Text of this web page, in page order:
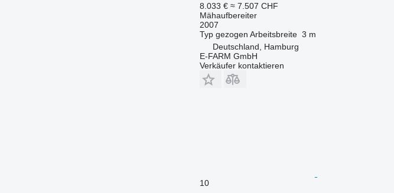
8.033 € ≈ 7.507 CHF
Mähaufbereiter
2007
Typ gezogen Arbeitsbreite 3 m
Deutschland, Hamburg
E-FARM GmbH
Verkäufer kontaktieren
10